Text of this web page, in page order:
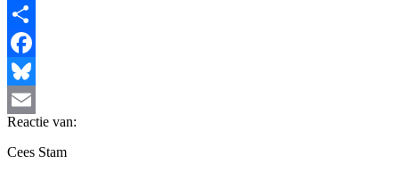
Share
Facebook
Bluesky
Email
Reactie van:
Cees Stam